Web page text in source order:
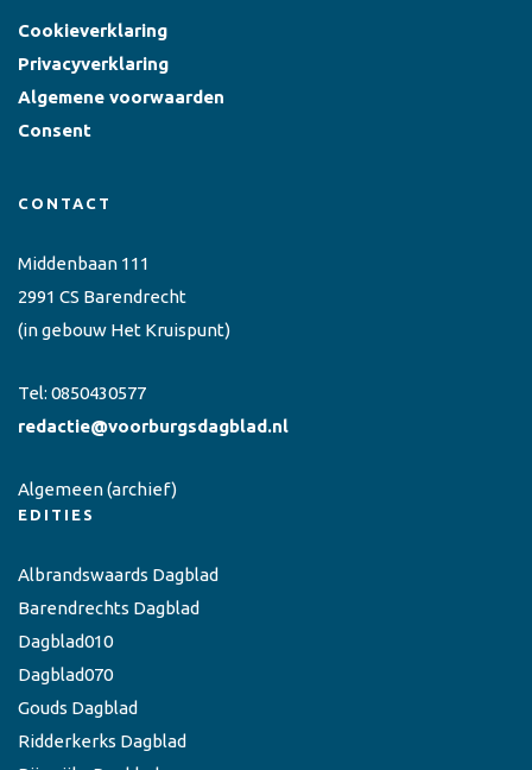
Cookieverklaring
Privacyverklaring
Algemene voorwaarden
Consent
CONTACT
Middenbaan 111
2991 CS Barendrecht
(in gebouw Het Kruispunt)
Tel: 0850430577
redactie@voorburgsdagblad.nl
Algemeen(archief)
EDITIES
Albrandswaards Dagblad
Barendrechts Dagblad
Dagblad010
Dagblad070
Gouds Dagblad
Ridderkerks Dagblad